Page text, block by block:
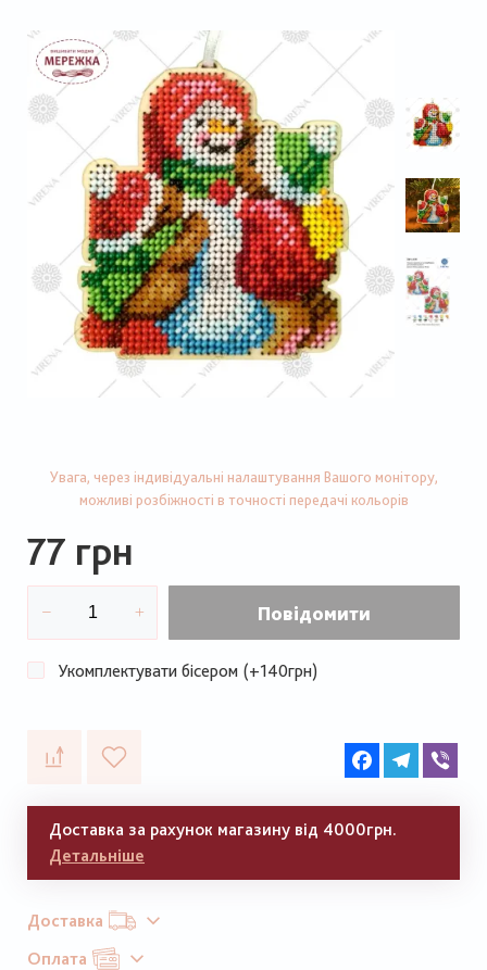
Увага, через індивідуальні налаштування Вашого монітору,
можливі розбіжності в точності передачі кольорів
77 грн
Повідомити
Укомплектувати бісером (+140грн)
FacebookTelegram
Доставка за рахунок магазину від 4000грн.
Детальніше
Доставка
Оплата